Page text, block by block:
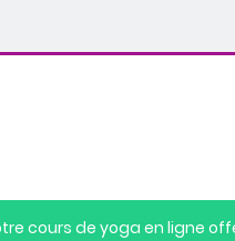
cours de yoga en ligne